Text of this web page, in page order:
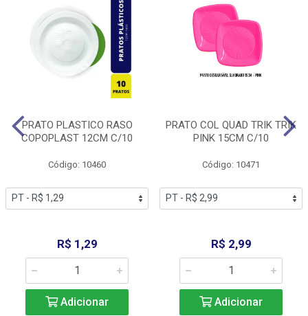
PRATO PLASTICO RASO
COPOPLAST 12CM C/10
Código: 10460
R$ 1,29
Adicionar
PRATO COL QUAD TRIK TRIK
PINK 15CM C/10
Código: 10471
R$ 2,99
Adicionar